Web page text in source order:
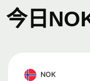
今日
NOK